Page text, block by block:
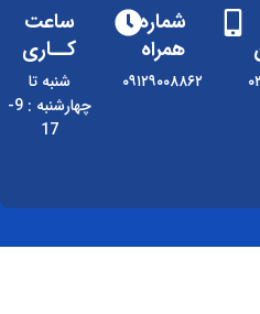
شماره
همراه
۰۹۱۲۹۰۰۸۸۶۲
ساعت
کــاری
شنبه تا
چهارشنبه : 9-
17